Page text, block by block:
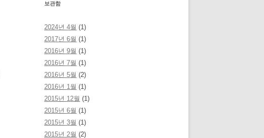
보관함
2024년 4월 (1)
2017년 6월 (1)
2016년 9월 (1)
2016년 7월 (1)
2016년 5월 (2)
2016년 1월 (1)
2015년 12월 (1)
2015년 6월 (1)
2015년 3월 (1)
2015년 2월 (2)